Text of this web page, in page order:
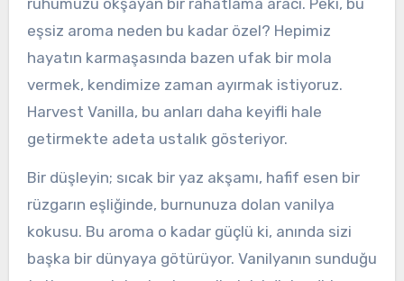
ruhumuzu okşayan bir rahatlama aracı. Peki, bu
eşsiz aroma neden bu kadar özel? Hepimiz
hayatın karmaşasında bazen ufak bir mola
vermek, kendimize zaman ayırmak istiyoruz.
Harvest Vanilla, bu anları daha keyifli hale
getirmekte adeta ustalık gösteriyor.
Bir düşleyin; sıcak bir yaz akşamı, hafif esen bir
rüzgarın eşliğinde, burnunuza dolan vanilya
kokusu. Bu aroma o kadar güçlü ki, anında sizi
başka bir dünyaya götürüyor. Vanilyanın sunduğu